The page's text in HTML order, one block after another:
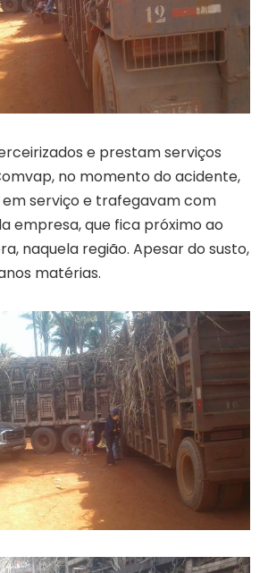
e prestam serviços
no momento do acidente,
serviço e trafegavam com
empresa, que fica próximo ao
naquela região. Apesar do susto,
matérias.